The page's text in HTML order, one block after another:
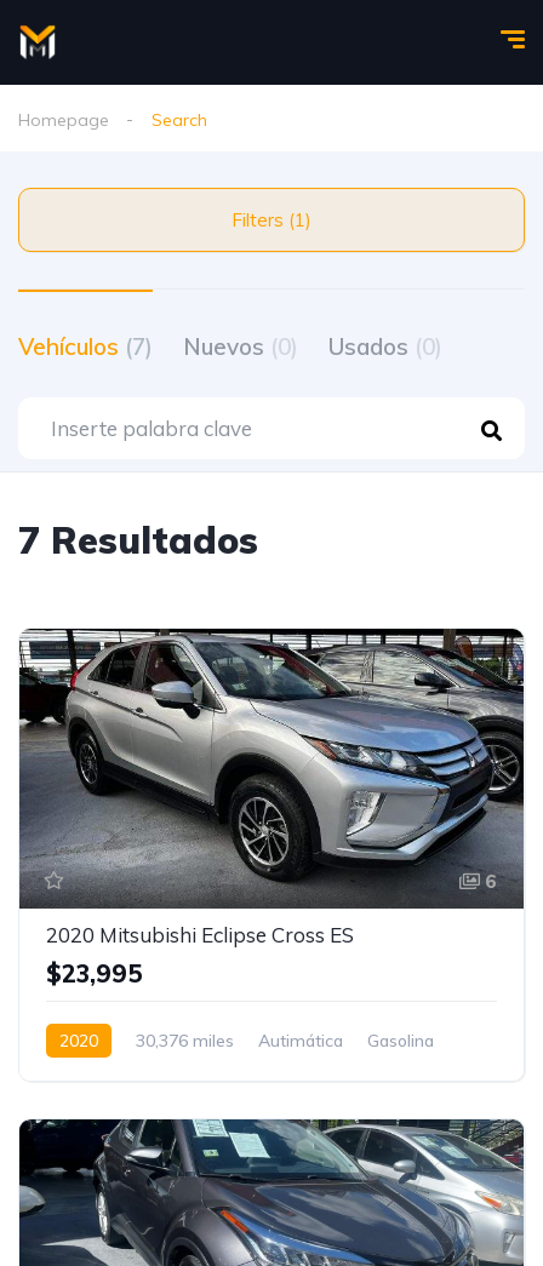
Homepage Search
Filters (1)
Vehículos (7) Nuevos (0) Usados (0)
7 Resultados
6
2020 Mitsubishi Eclipse Cross ES
$23,995
2020 30,376 miles Autimática
Gasolina